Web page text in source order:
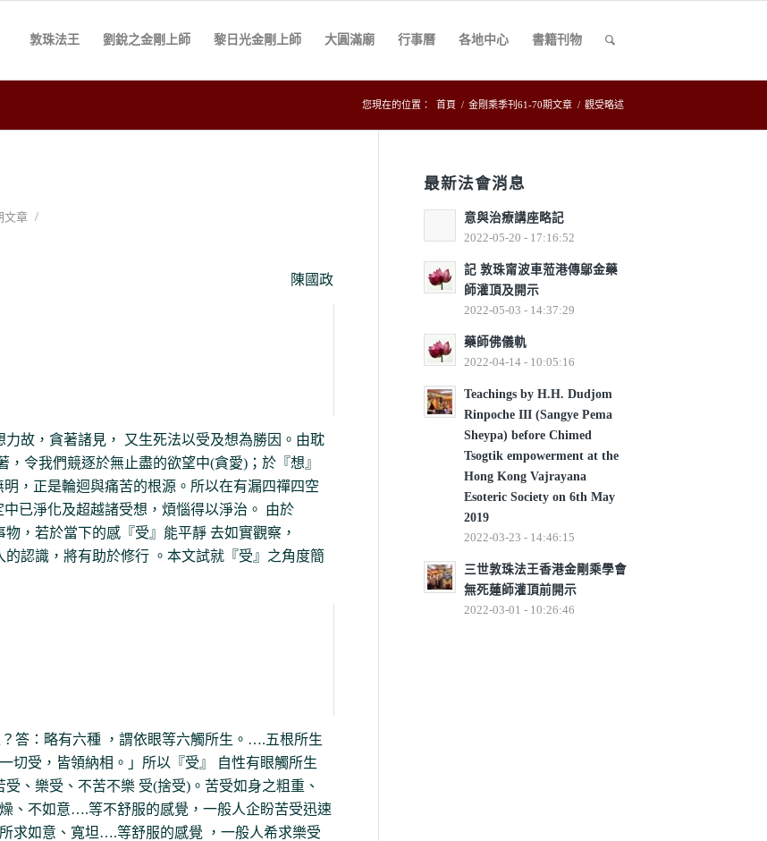
敦珠法王 劉銳之金剛上師 黎日光金剛上師 大圓滿廟 行事曆 各地中心 書籍刊物
您現在的位置： 首頁 / 金剛乘季刊61-70期文章 / 觀受略述
文章 /
陳國政
力故，貪著諸見， 又生死法以受及想為勝因。由耽
令我們競逐於無止盡的欲望中(貪愛)；於『想』
，正是輪迴與痛苦的根源。所以在有漏四禪四空
已淨化及超越諸受想，煩惱得以淨治。 由於
，若於當下的感『受』能平靜 去如實觀察，
認識，將有助於修行 。本文試就『受』之角度簡
答：略有六種 ，謂依眼等六觸所生。….五根所生
切受，皆領納相。」所以『受』 自性有眼觸所生
、樂受、不苦不樂 受(捨受)。苦受如身之粗重、
、不如意….等不舒服的感覺，一般人企盼苦受迅速
求如意、寬坦….等舒服的感覺 ，一般人希求樂受
最新法會消息
意與治療講座略記
2022-05-20 - 17:16:52
記 敦珠甯波車蒞港傳鄔金藥
師灌頂及開示
2022-05-03 - 14:37:29
藥師佛儀軌
2022-04-14 - 10:05:16
Teachings by H.H. Dudjom
Rinpoche III (Sangye Pema
Sheypa) before Chimed
Tsogtik empowerment at the
Hong Kong Vajrayana
Esoteric Society on 6th May
2019
2022-03-23 - 14:46:15
三世敦珠法王香港金剛乘學會
無死蓮師灌頂前開示
2022-03-01 - 10:26:46